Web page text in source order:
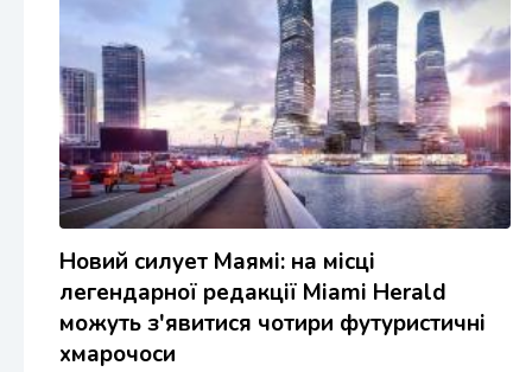
Новий силует Маямі: на місці
легендарної редакції Miami Herald
можуть з'явитися чотири футуристичні
хмарочоси